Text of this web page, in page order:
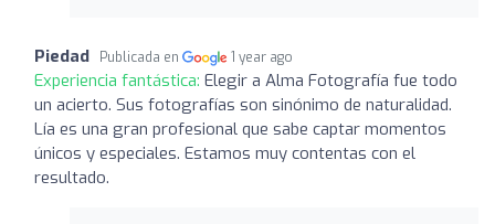
Piedad Publicada en 1 year ago
Experiencia fantástica: Elegir a Alma Fotografía fue todo
un acierto. Sus fotografías son sinónimo de naturalidad.
Lía es una gran profesional que sabe captar momentos
únicos y especiales. Estamos muy contentas con el
resultado.